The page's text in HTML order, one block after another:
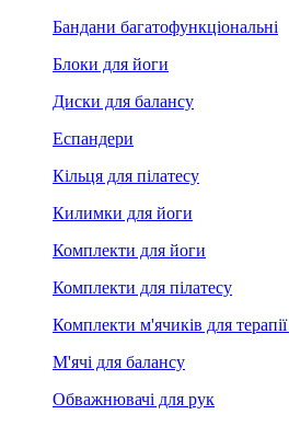
Бандани багатофункціональні
Блоки для йоги
Диски для балансу
Еспандери
Кільця для пілатесу
Килимки для йоги
Комплекти для йоги
Комплекти для пілатесу
Комплекти м'ячиків для
М'ячі для балансу
Обважнювачі для рук